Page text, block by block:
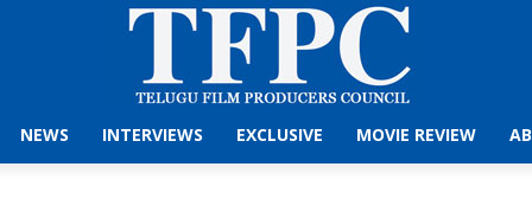
NEWS INTERVIEWS EXCLUSIVE MOVIE REVIEW